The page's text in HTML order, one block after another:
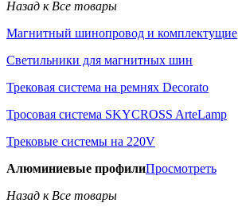
Назад к Все товары
Магнитный шинопровод и комплектущие
Светильники для магнитных шин
Трековая система на ремнях Decorato
Тросовая система SKYCROSS ArteLamp
Трековые системы на 220V
Алюминиевые профилиПросмотреть
Назад к Все товары